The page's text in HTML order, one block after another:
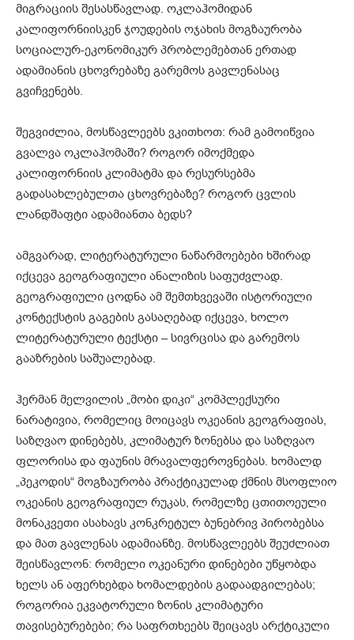
მიგრაციის შესასწავლად. ოკლაჰომიდან
კალიფორნიისკენ ჯოუდების ოჯახის მოგზაურობა
სოციალურ-ეკონომიკურ პრობლემებთან ერთად
ადამიანის ცხოვრებაზე გარემოს გავლენასაც
გვიჩვენებს.
შეგვიძლია, მოსწავლეებს ვკითხოთ: რამ გამოიწვია
გვალვა ოკლაჰომაში? როგორ იმოქმედა
კალიფორნიის კლიმატმა და რესურსებმა
გადასახლებულთა ცხოვრებაზე? როგორ ცვლის
ლანდშაფტი ადამიანთა ბედს?
ამგვარად, ლიტერატურული ნაწარმოებები ხშირად
იქცევა გეოგრაფიული ანალიზის საფუძვლად.
გეოგრაფიული ცოდნა ამ შემთხვევაში ისტორიული
კონტექსტის გაგების გასაღებად იქცევა, ხოლო
ლიტერატურული ტექსტი – სივრცისა და გარემოს
გააზრების საშუალებად.
ჰერმან მელვილის „მობი დიკი“ კომპლექსური
ნარატივია, რომელიც მოიცავს ოკეანის გეოგრაფიას,
საზღვაო დინებებს, კლიმატურ ზონებსა და საზღვაო
ფლორისა და ფაუნის მრავალფეროვნებას. ხომალდ
„პეკოდის“ მოგზაურობა პრაქტიკულად ქმნის მსოფლიო
ოკეანის გეოგრაფიულ რუკას, რომელზე ცთითოეული
მონაკვეთი ასახავს კონკრეტულ ბუნებრივ პირობებსა
და მათ გავლენას ადამიანზე. მოსწავლეებს შეუძლიათ
შეისწავლონ: რომელი ოკეანური დინებები უწყობდა
ხელს ან აფერხებდა ხომალდების გადაადგილებას;
როგორია ეკვატორული ზონის კლიმატური
თავისებურებები; რა საფრთხეებს შეიცავს არქტიკული